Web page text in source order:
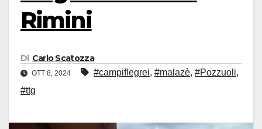
Rimini
Di Carlo Scatozza
OTT 8, 2024 #campiflegrei, #malazè, #Pozzuoli,
#ttg